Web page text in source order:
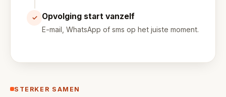
✓ Opvolging start vanzelf
E-mail, WhatsApp of sms op het juiste moment.
STERKER SAMEN